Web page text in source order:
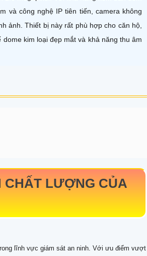
và công nghệ IP tiên tiến, camera không
ảnh. Thiết bị này rất phù hợp cho căn hộ,
dome kim loại đẹp mắt và khả năng thu âm
CHẤT LƯỢNG CỦA
lĩnh vực giám sát an ninh. Với ưu điểm vượt